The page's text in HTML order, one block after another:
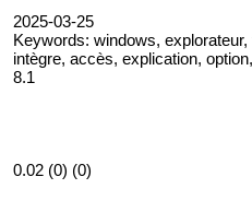
2025-03-25
Keywords: windows,
intègre, accès, explication,
8.1
0.02 (0) (0)